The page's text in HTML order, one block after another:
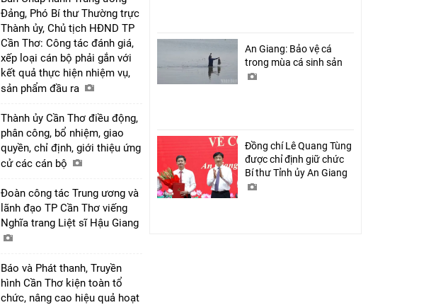
Đảng, Phó Bí thư Thường trực
Thành ủy, Chủ tịch HĐND TP
Cần Thơ: Công tác đánh giá,
xếp loại cán bộ phải gắn với
kết quả thực hiện nhiệm vụ,
sản phẩm đầu ra
Thành ủy Cần Thơ điều động,
phân công, bổ nhiệm, giao
quyền, chỉ định, giới thiệu ứng
cử các cán bộ
Đoàn công tác Trung ương và
lãnh đạo TP Cần Thơ viếng
Nghĩa trang Liệt sĩ Hậu Giang
Báo và Phát thanh, Truyền
hình Cần Thơ kiện toàn tổ
chức, nâng cao hiệu quả hoạt
An Giang: Bảo vệ cá
trong mùa cá sinh sản
Đồng chí Lê Quang Tùng
được chỉ định giữ chức
Bí thư Tỉnh ủy An Giang